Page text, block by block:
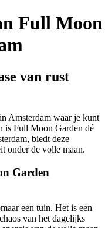
Full Moon
van rust
Amsterdam waar je kunt
is Full Moon Garden dé
biedt deze
onder de volle maan.
Garden
een tuin. Het is een
van het dagelijks